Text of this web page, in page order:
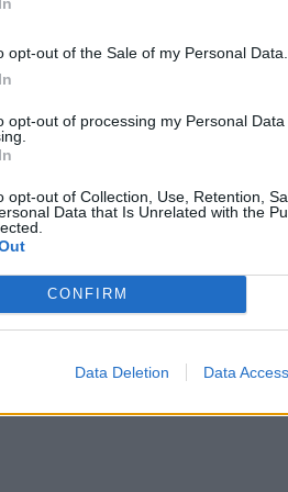
opt-out of the Sale of my Personal Data.
opt-out of processing my Personal
opt-out of Collection, Use, Retention,
Data that Is Unrelated with the
CONFIRM
Data Deletion Data Access
εμπιστεύεται ο
υγείας, εμπιστεύεστε
δεν αναφερόμαστε μόνο